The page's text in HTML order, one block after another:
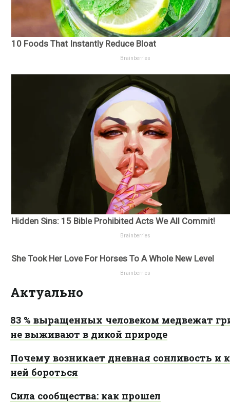
Актуально
83 % выращенных человеком медвежат
не выживают в дикой природе
Почему возникает дневная сонливость и
ней бороться
Сила сообщества: как прошел